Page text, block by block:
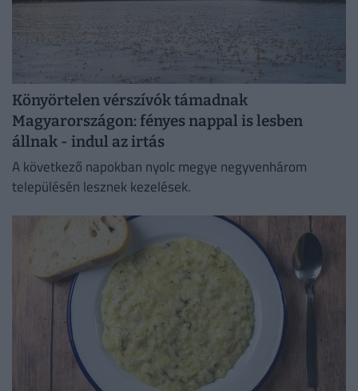
Könyörtelen vérszívók támadnak
Magyarországon: fényes nappal is lesben
állnak - indul az irtás
A következő napokban nyolc megye negyvenhárom
településén lesznek kezelések.